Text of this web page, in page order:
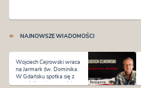
NAJNOWSZE WIADOMOŚCI
Wojciech Cejrowski wraca
na Jarmark św. Dominika.
W Gdańsku spotka się z
czytelnikami w tygodniu